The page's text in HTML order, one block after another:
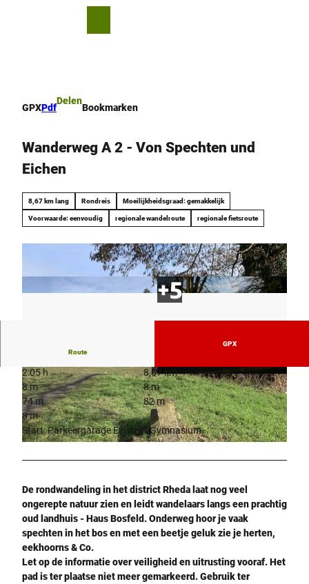
GPXPdf
Delen
Bookmarken
Wanderweg A 2 - Von Spechten und
Eichen
8,67 km lang Rondreis Moeilijkheidsgraad: gemakkelijk
Voorwaarde: eenvoudig regionale wandelroute regionale fietsroute
© Susanne Westermann, Flora Westfalica -FGS
- Fördergesellschaft Wirtschaft und Kultur mb
H Rheda-Wiedenbrück |CC-BY-SA
© Stadt Rheda-Wiedenbrück |CC-BY-SA
Route
GPX
2:05 h
8,67 km
8 m
8 m
74 m
82 m
8 m
Start: Parkeergarage Einstein-Gymnasium
De rondwandeling in het district Rheda laat nog veel
ongerepte natuur zien en leidt wandelaars langs een prachtig
oud landhuis - Haus Bosfeld. Onderweg hoor je vaak
spechten in het bos en met een beetje geluk zie je herten,
eekhoorns & Co.
Let op de informatie over veiligheid en uitrusting vooraf. Het
pad is ter plaatse niet meer gemarkeerd. Gebruik ter